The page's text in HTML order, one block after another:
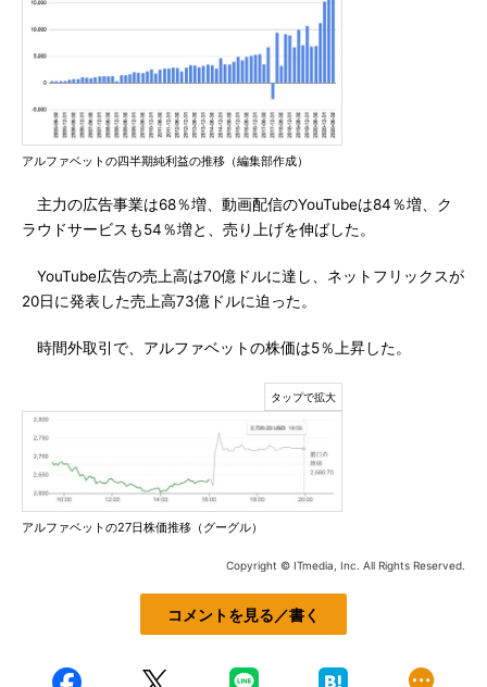
アルファベットの四半期純利益の推移（編集部作成）
主力の広告事業は68％増、動画配信のYouTubeは84％増、ク
ラウドサービスも54％増と、売り上げを伸ばした。
YouTube広告の売上高は70億ドルに達し、ネットフリックスが
20日に発表した売上高73億ドルに迫った。
時間外取引で、アルファベットの株価は5％上昇した。
アルファベットの27日株価推移（グーグル）
Copyright © ITmedia, Inc. All Rights Reserved.
コメントを見る／書く